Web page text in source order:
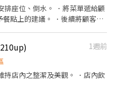
排座位、倒水。 ．將菜單遞給顧
點上的建議。 ．後續將顧客點
： ．擔任廚師的助手，處理烹飪
關事務。 ．負責洗、剝、削、
、設備和餐具。 ．準備不同餐點
量與重量。 ．負責擺盤、打包
1週前
持店內之整潔及美觀。 ．店內飲